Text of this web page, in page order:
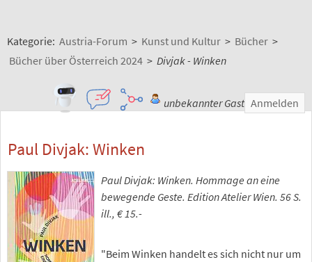
Kategorie: Austria-Forum > Kunst und Kultur > Bücher >
Bücher über Österreich 2024 > Divjak - Winken
unbekannter Gast Anmelden
Paul Divjak: Winken
Paul Divjak: Winken. Hommage an eine
bewegende Geste. Edition Atelier Wien. 56 S.
ill., € 15.-
"Beim Winken handelt es sich nicht nur um